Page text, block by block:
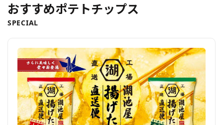
おすすめポテトチップス
SPECIAL